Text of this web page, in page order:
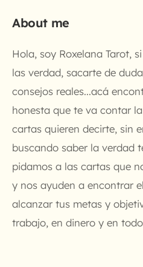
About me
Hola, soy Roxelana Tarot,
las verdad, sacarte de
consejos reales...acá
honesta que te va contar
cartas quieren decirte, sin
buscando saber la verdad
pidamos a las cartas que
y nos ayuden a encontrar
alcanzar tus metas y
trabajo, en dinero y en